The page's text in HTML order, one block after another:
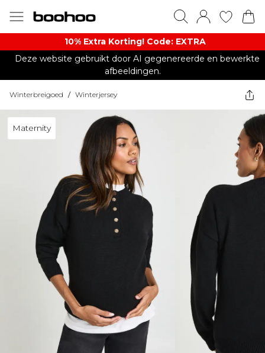
10% Extra Korting! Code: EXTRA​
Deze website gebruikt door AI gegenereerde en bewerkte
afbeeldingen.
Winterbreigoed / Winterjersey
Maternity